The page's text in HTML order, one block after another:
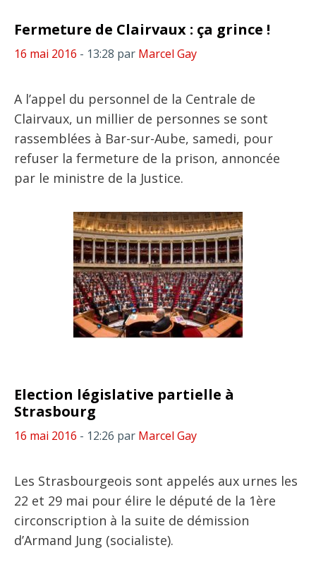
Fermeture de Clairvaux : ça grince !
16 mai 2016 - 13:28 par Marcel Gay
A l’appel du personnel de la Centrale de
Clairvaux, un millier de personnes se sont
rassemblées à Bar-sur-Aube, samedi, pour
refuser la fermeture de la prison, annoncée
par le ministre de la Justice.
Election législative partielle à
Strasbourg
16 mai 2016 - 12:26 par Marcel Gay
Les Strasbourgeois sont appelés aux urnes les
22 et 29 mai pour élire le député de la 1ère
circonscription à la suite de démission
d’Armand Jung (socialiste).